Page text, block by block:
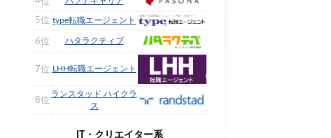
5位 type転職エージェント
6位 ハタラクティブ
7位 LHH転職エージェント
8位
ランスタッド ハイクラ
ス
IT・クリエイター系